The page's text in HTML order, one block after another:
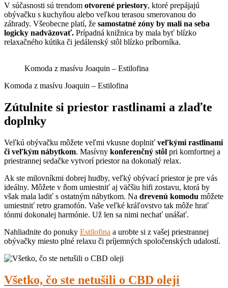
V súčasnosti sú trendom otvorené priestory, ktoré prepájajú
obývačku s kuchyňou alebo veľkou terasou smerovanou do
záhrady. Všeobecne platí, že samostatné zóny by mali na seba
logicky nadväzovať. Prípadná knižnica by mala byť blízko
relaxačného kútika či jedálenský stôl blízko príborníka.
Komoda z masívu Joaquin – Estilofina
Komoda z masívu Joaquin – Estilofina
Zútulnite si priestor rastlinami a zlaďte
doplnky
Veľkú obývačku môžete veľmi vkusne doplniť veľkými rastlinami
či veľkým nábytkom. Masívny konferenčný stôl pri komfortnej a
priestrannej sedačke vytvorí priestor na dokonalý relax.
Ak ste milovníkmi dobrej hudby, veľký obývací priestor je pre vás
ideálny. Môžete v ňom umiestniť aj väčšiu hifi zostavu, ktorá by
však mala ladiť s ostatným nábytkom. Na drevenú komodu môžete
umiestniť retro gramofón. Vaše veľké kráľovstvo tak môže hrať
tónmi dokonalej harmónie. Už len sa nimi nechať unášať.
Nahliadnite do ponuky Estilofina a urobte si z vašej priestrannej
obývačky miesto plné relaxu či príjemných spoločenských udalostí.
Všetko, čo ste netušili o CBD oleji